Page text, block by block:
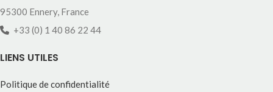
95300 Ennery, France
+33 (0) 1 40 86 22 44
LIENS UTILES
Politique de confidentialité